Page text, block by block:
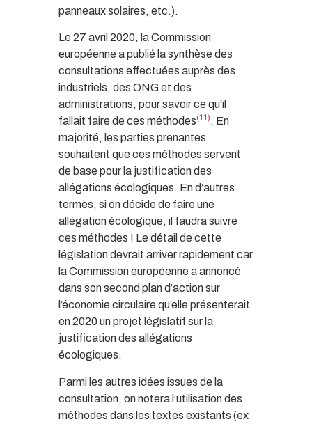
panneaux solaires, etc.).
Le 27 avril 2020, la Commission
européenne a publié la synthèse des
consultations effectuées auprès des
industriels, des ONG et des
administrations, pour savoir ce qu’il
fallait faire de ces méthodes(11) . En
majorité, les parties prenantes
souhaitent que ces méthodes servent
de base pour la justification des
allégations écologiques. En d’autres
termes, si on décide de faire une
allégation écologique, il faudra suivre
ces méthodes ! Le détail de cette
législation devrait arriver rapidement car
la Commission européenne a annoncé
dans son second plan d’action sur
l’économie circulaire qu’elle présenterait
en 2020 un projet législatif sur la
justification des allégations
écologiques.
Parmi les autres idées issues de la
consultation, on notera l’utilisation des
méthodes dans les textes existants (ex